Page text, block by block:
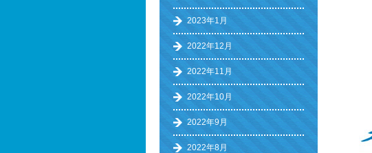
2023年1月
2022年12月
2022年11月
2022年10月
2022年9月
2022年8月